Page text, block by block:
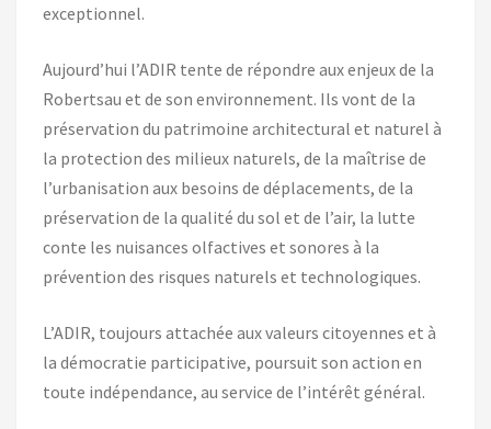
exceptionnel.
Aujourd’hui l’ADIR tente de répondre aux enjeux de la
Robertsau et de son environnement. Ils vont de la
préservation du patrimoine architectural et naturel à
la protection des milieux naturels, de la maîtrise de
l’urbanisation aux besoins de déplacements, de la
préservation de la qualité du sol et de l’air, la lutte
conte les nuisances olfactives et sonores à la
prévention des risques naturels et technologiques.
L’ADIR, toujours attachée aux valeurs citoyennes et à
la démocratie participative, poursuit son action en
toute indépendance, au service de l’intérêt général.